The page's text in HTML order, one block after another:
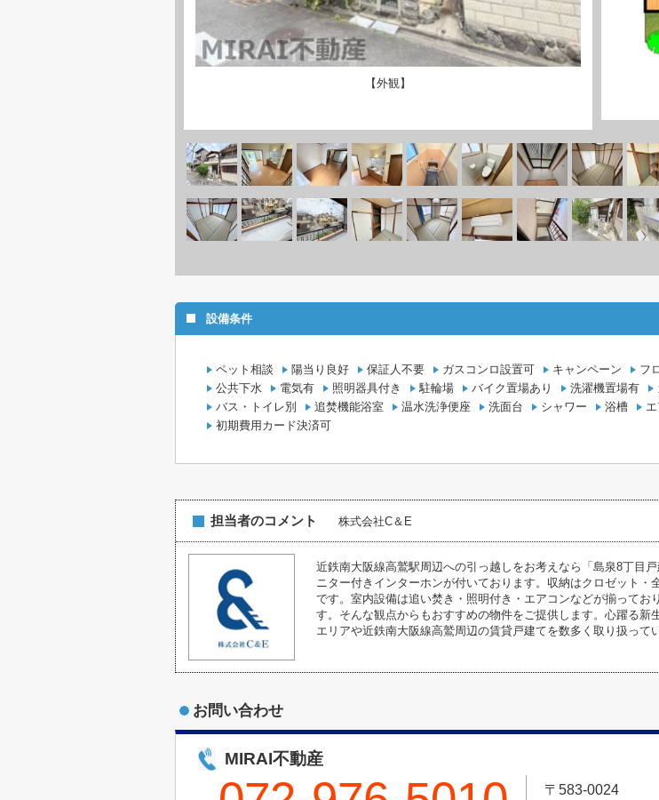
【外観】
設備条件
ペット相談 陽当り良好 保証人不要 ガスコンロ設置可 キャンペーン フ
公共下水
電気有 照明器具付き 駐輪場 バイク置場あり 洗濯機置場有
バス・トイレ別
追焚機能浴室 温水洗浄便座 洗面台 シャワー 浴槽
初期費用カード決済可
担当者のコメント 株式会社C＆E
近鉄南大阪線高鷲駅周辺への引っ越しをお考えなら「島泉8丁目
ニター付きインターホンが付いております。収納はクロゼット
です。室内設備は追い焚き・照明付き・エアコンなどが揃って
す。そんな観点からもおすすめの物件をご提供します。心躍る
エリアや近鉄南大阪線高鷲周辺の賃貸戸建てを数多く取り扱って
お問い合わせ
MIRAI不動産
〒583-0024